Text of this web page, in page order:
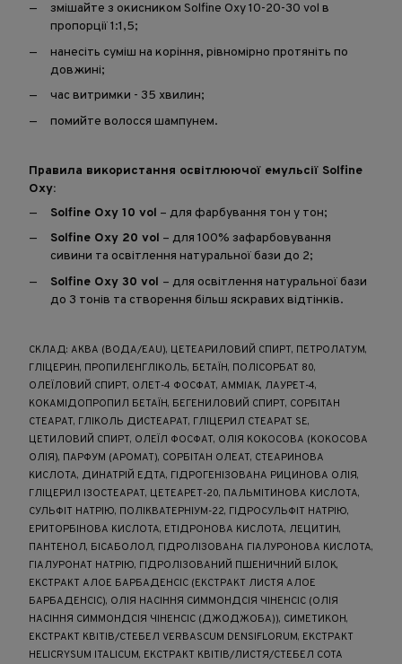
змішайте з окисником Solfine Oxy 10-20-30 vol в
пропорції 1:1,5;
нанесіть суміш на коріння, рівномірно протяніть по
довжині;
час витримки - 35 хвилин;
помийте волосся шампунем.
Правила використання освітлюючої емульсії Solfine
Oxy:
Solfine Oxy 10 vol – для фарбування тон у тон;⁠
Solfine Oxy 20 vol – для 100% зафарбовування
сивини та освітлення натуральної бази до 2;
Solfine Oxy 30 vol – для освітлення натуральної бази
до 3 тонів та створення більш яскравих відтінків.
СКЛАД: АКВА (ВОДА/EAU), ЦЕТЕАРИЛОВИЙ СПИРТ, ПЕТРОЛАТУМ,
ГЛІЦЕРИН, ПРОПИЛЕНГЛІКОЛЬ, БЕТАЇН, ПОЛІСОРБАТ 80,
ОЛЕЇЛОВИЙ СПИРТ, ОЛЕТ-4 ФОСФАТ, АММІАК, ЛАУРЕТ-4,
КОКАМІДОПРОПИЛ БЕТАЇН, БЕГЕНИЛОВИЙ СПИРТ, СОРБІТАН
СТЕАРАТ, ГЛІКОЛЬ ДИСТЕАРАТ, ГЛІЦЕРИЛ СТЕАРАТ SE,
ЦЕТИЛОВИЙ СПИРТ, ОЛЕЇЛ ФОСФАТ, ОЛІЯ КОКОСОВА (КОКОСОВА
ОЛІЯ), ПАРФУМ (АРОМАТ), СОРБІТАН ОЛЕАТ, СТЕАРИНОВА
КИСЛОТА, ДИНАТРІЙ ЕДТА, ГІДРОГЕНІЗОВАНА РИЦИНОВА ОЛІЯ,
ГЛІЦЕРИЛ ІЗОСТЕАРАТ, ЦЕТЕАРЕТ-20, ПАЛЬМІТИНОВА КИСЛОТА,
СУЛЬФІТ НАТРІЮ, ПОЛІКВАТЕРНІУМ-22, ГІДРОСУЛЬФІТ НАТРІЮ,
ЕРИТОРБІНОВА КИСЛОТА, ЕТІДРОНОВА КИСЛОТА, ЛЕЦИТИН,
ПАНТЕНОЛ, БІСАБОЛОЛ, ГІДРОЛІЗОВАНА ГІАЛУРОНОВА КИСЛОТА,
ГІАЛУРОНАТ НАТРІЮ, ГІДРОЛІЗОВАНИЙ ПШЕНИЧНИЙ БІЛОК,
ЕКСТРАКТ АЛОЕ БАРБАДЕНСІС (ЕКСТРАКТ ЛИСТЯ АЛОЕ
БАРБАДЕНСІС), ОЛІЯ НАСІННЯ СИММОНДСІЯ ЧІНЕНСІС (ОЛІЯ
НАСІННЯ СИММОНДСІЯ ЧІНЕНСІС (ДЖОДЖОБА)), СИМЕТИКОН,
ЕКСТРАКТ КВІТІВ/СТЕБЕЛ VERBASCUM DENSIFLORUM, ЕКСТРАКТ
HELICRYSUM ITALICUM, ЕКСТРАКТ КВІТІВ/ЛИСТЯ/СТЕБЕЛ COTA